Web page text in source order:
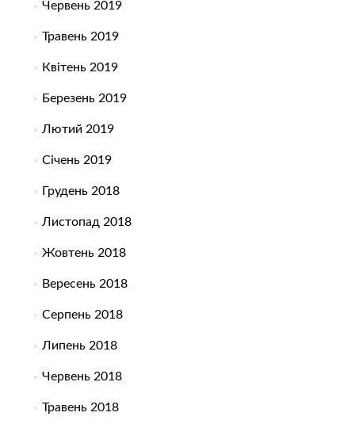
Червень 2019
Травень 2019
Квітень 2019
Березень 2019
Лютий 2019
Січень 2019
Грудень 2018
Листопад 2018
Жовтень 2018
Вересень 2018
Серпень 2018
Липень 2018
Червень 2018
Травень 2018